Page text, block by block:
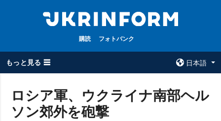
購読 フォトバンク
もっと見る ☰
日本語
全てのトピック
ロシア軍、ウクライナ南部ヘル
ソン郊外を砲撃